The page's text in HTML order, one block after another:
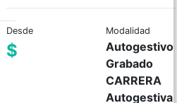
Desde
$
Modalidad
Autogestivo
Grabado
CARRERA
Autogestiva